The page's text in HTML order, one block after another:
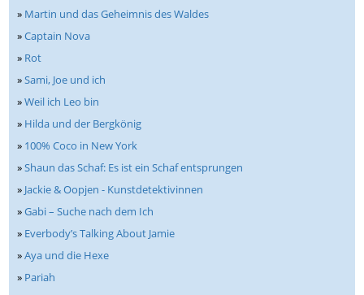
» Martin und das Geheimnis des Waldes
»Captain Nova
» Rot
»Sami, Joe und ich
»Weil ich Leo bin
» Hilda und der Bergkönig
» 100% Coco in New York
»Shaun das Schaf: Es ist ein Schaf entsprungen
» Jackie & Oopjen - Kunstdetektivinnen
»Gabi – Suche nach dem Ich
» Everbody’s Talking About Jamie
»Aya und die Hexe
» Pariah